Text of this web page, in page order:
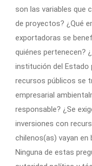
son las variables que
de proyectos? ¿Qué
exportadoras se
quiénes pertenecen?
institución del Estado
recursos públicos se
empresarial
responsable? ¿Se
inversiones con
chilenos(as) vayan
Ninguna de estas